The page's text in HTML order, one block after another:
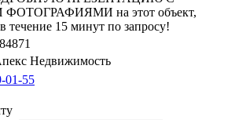
на этот объект,
течение 15 минут по запросу!
Недвижимость
01-55